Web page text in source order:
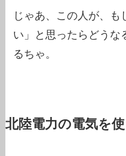
じゃあ、この人が、
い」と思ったらどうな
るちゃ。
北陸電力の電気を